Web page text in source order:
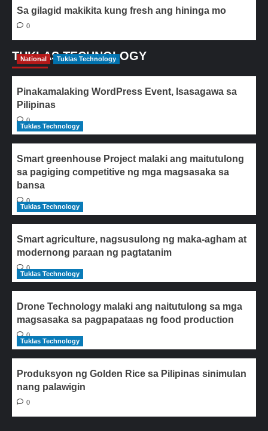
Sa gilagid makikita kung fresh ang hininga mo
0
TUKLAS TECHNOLOGY
National Tuklas Technology
Pinakamalaking WordPress Event, Isasagawa sa
Pilipinas
0
Tuklas Technology
Smart greenhouse Project malaki ang maitutulong
sa pagiging competitive ng mga magsasaka sa
bansa
0
Tuklas Technology
Smart agriculture, nagsusulong ng maka-agham at
modernong paraan ng pagtatanim
0
Tuklas Technology
Drone Technology malaki ang naitutulong sa mga
magsasaka sa pagpapataas ng food production
0
Tuklas Technology
Produksyon ng Golden Rice sa Pilipinas sinimulan
nang palawigin
0